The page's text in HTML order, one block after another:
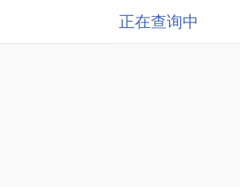
正在查询中